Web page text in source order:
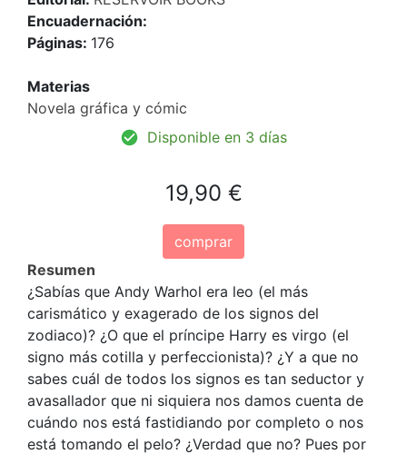
Encuadernación:
Páginas: 176
Materias
Novela gráfica y cómic
Disponible en 3 días
19,90 €
comprar
Resumen
¿Sabías que Andy Warhol era leo (el más
carismático y exagerado de los signos del
zodiaco)? ¿O que el príncipe Harry es virgo (el
signo más cotilla y perfeccionista)? ¿Y a que no
sabes cuál de todos los signos es tan seductor y
avasallador que ni siquiera nos damos cuenta de
cuándo nos está fastidiando por completo o nos
está tomando el pelo? ¿Verdad que no? Pues por